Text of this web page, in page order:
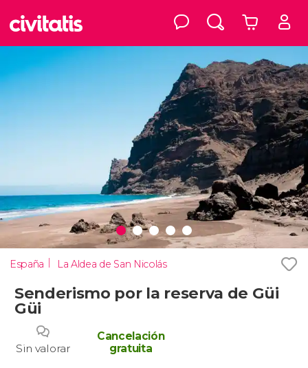
España La Aldea de San Nicolás
Senderismo por la reserva de Güi
Güi
Sin valorar
Cancelación
gratuita